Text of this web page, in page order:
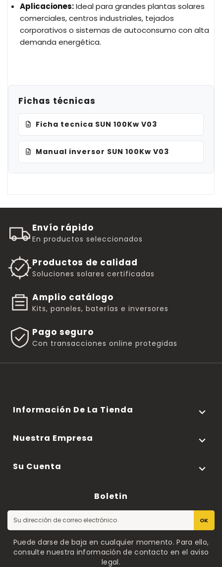
Aplicaciones:Ideal para grandes plantas solares
comerciales, centros industriales, tejados
corporativos o sistemas de autoconsumo con alta
demanda energética.
Fichas técnicas
Ficha tecnica SUN 100Kw V03
Manual inversor SUN 100Kw V03
Envío rápido
En productos seleccionados
Productos de calidad
Soluciones solares certificadas
Amplio catálogo
Kits, paneles, baterías e inversores
Pago seguro
Con transacciones online protegidas
Información De La Tienda 
Nuestra Empresa 
Su Cuenta 
Boletin
OK
Puede darse de baja en cualquier momento. Para ello,
consulte nuestra información de contacto en el aviso
legal.